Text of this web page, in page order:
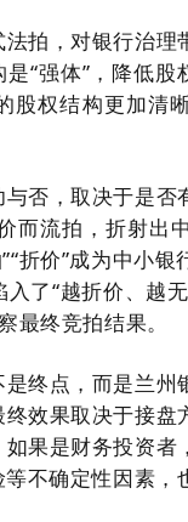
拍，对银行治
“强体”，降低
权结构更加清
否，取决于是
而流拍，折射出
折价”成为中小
了“越折价、越
最终竞拍结果。
终点，而是兰州
效果取决于接盘
果是财务投资者
不确定性因素，